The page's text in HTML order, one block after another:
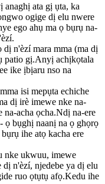
ata gị ụta, ka
ogige dị elu nwere
ego ahụ ma ọ bụrụ na-
dị n'èzí mara mma (ma dị
patio gị.Anyị achịkọtala
ike ịbịaru nso na
isi mepụta echiche
dị irè imewe nke na-
na-acha ọcha.Ndị na-ere
ọ bụghị naanị na ọ ghọrọ
ihe atọ kacha ere
nke ukwuu, imewe
dị n'èzí, njedebe ya dị elu
ruo ọtụtụ afọ.Kedu ihe